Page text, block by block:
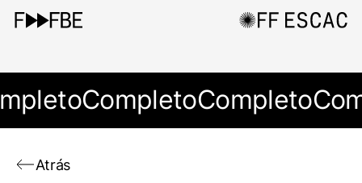
CompletoCompleto
Atrás